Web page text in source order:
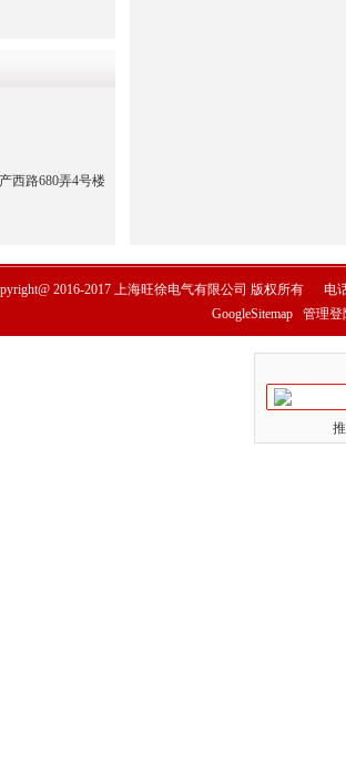
西路680弄4号楼
2016-2017 上海旺徐电气有限公司 版权所有 电
GoogleSitemap
管理登